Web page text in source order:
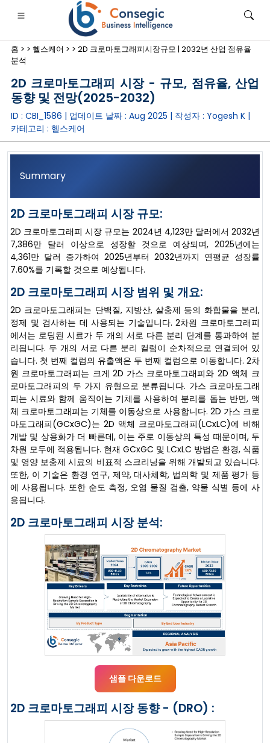
·금융·보험• 소비재 • 에너지 및 전력 • 식품 및 음료
• 사례 연구
홈 > > 헬스케어 > > 2D 크로마토그래피시장규모 | 2032년 산업 점유율
분석
2D 크로마토그래피 시장 - 규모, 점유율, 산업
동향 및 전망(2025-2032)
ID : CBI_1586 | 업데이트 날짜 : Aug 2025 | 작성자 : Yogesh K|
카테고리 : 헬스케어
Summary
2D 크로마토그래피 시장 규모:
2D 크로마토그래피 시장 규모는 2024년 4,123만 달러에서 2032년
7,386만 달러 이상으로 성장할 것으로 예상되며, 2025년에는
4,361만 달러 증가하여 2025년부터 2032년까지 연평균 성장률
7.60%를 기록할 것으로 예상됩니다.
2D 크로마토그래피 시장 범위 및 개요:
2D 크로마토그래피는 단백질, 지방산, 살충제 등의 화합물을 분리,
정제 및 검사하는 데 사용되는 기술입니다. 2차원 크로마토그래피
에서는 로딩된 시료가 두 개의 서로 다른 분리 단계를 통과하여 분
리됩니다. 두 개의 서로 다른 분리 컬럼이 순차적으로 연결되어 있
습니다. 첫 번째 컬럼의 유출액은 두 번째 컬럼으로 이동합니다. 2차
원 크로마토그래피는 크게 2D 가스 크로마토그래피와 2D 액체 크
로마토그래피의 두 가지 유형으로 분류됩니다. 가스 크로마토그래
피는 시료와 함께 움직이는 기체를 사용하여 분리를 돕는 반면, 액
체 크로마토그래피는 기체를 이동상으로 사용합니다. 2D 가스 크로
마토그래피(GCxGC)는 2D 액체 크로마토그래피(LCxLC)에 비해
개발 및 상용화가 더 빠른데, 이는 주로 이동상의 특성 때문이며, 두
차원 모두에 적용됩니다. 현재 GCxGC 및 LCxLC 방법은 환경, 식품
및 영양 보충제 시료의 비표적 스크리닝을 위해 개발되고 있습니다.
또한, 이 기술은 환경 연구, 제약, 대사체학, 법의학 및 제품 평가 등
에 사용됩니다. 또한 순도 측정, 오염 물질 검출, 약물 식별 등에 사
용됩니다.
2D 크로마토그래피 시장 분석:
샘플 다운로드
2D 크로마토그래피 시장 동향 - (DRO) :